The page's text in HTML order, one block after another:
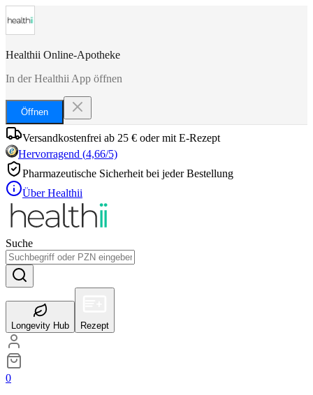
Healthii Online-Apotheke
In der Healthii App öffnen
Öffnen
Versandkostenfrei ab 25 € oder mit E-Rezept
Hervorragend (4,66/5)
Pharmazeutische Sicherheit bei jeder Bestellung
Über Healthii
Suche
Longevity Hub Rezept
0